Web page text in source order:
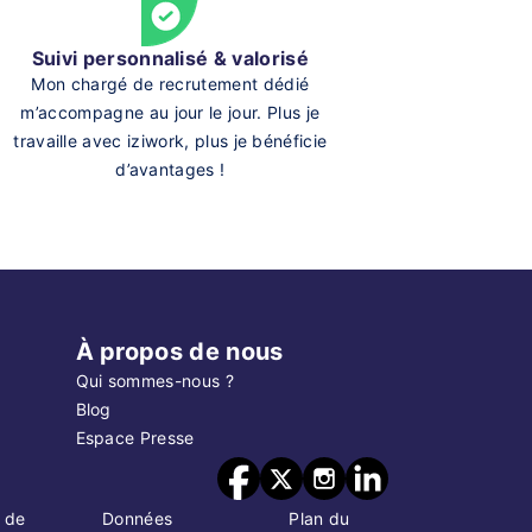
Suivi personnalisé & valorisé
Mon chargé de recrutement dédié
m’accompagne au jour le jour. Plus je
travaille avec iziwork, plus je bénéficie
d’avantages !
À propos de nous
Qui sommes-nous ?
Blog
Espace Presse
de Données Plan du